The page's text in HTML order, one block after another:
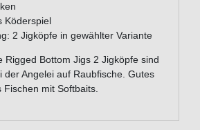
Köderspiel
2 Jigköpfe in gewählter Variante
Rigged Bottom Jigs 2 Jigköpfe sind
der Angelei auf Raubfische. Gutes
Fischen mit Softbaits.